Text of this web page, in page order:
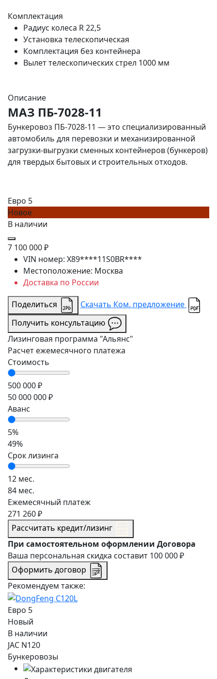
Комплектация
Радиус колеса R 22,5
Установка телескопическая
Комплектация без контейнера
Вылет телескопических стрел 1000 мм
Описание
МАЗ ПБ-7028-11
Бункеровоз ПБ-7028-11 — это специализированный
автомобиль для перевозки и механизированной
загрузки-выгрузки сменных контейнеров (бункеров)
для твердых бытовых и строительных отходов.
Евро 5
Новое
В наличии
7 100 000 ₽
VIN номер: X89****11S0BR****
Местоположение: Москва
Доставка по России
Поделиться
Скачать Ком. предложение
Получить консультацию
Лизинговая программа "Альянс"
Расчет ежемесячного платежа
Стоимость
500 000 ₽
50 000 000 ₽
Аванс
5%
49%
Срок лизинга
12 мес.
84 мес.
Ежемесячный платеж
271 260 ₽
Рассчитать кредит/лизинг
При самостоятельном оформлении Договора
Ваша персональная скидка составит 100 000 ₽
Оформить договор
Рекомендуем также:
Евро 5
Новый
В наличии
JAC N120
Бункеровозы